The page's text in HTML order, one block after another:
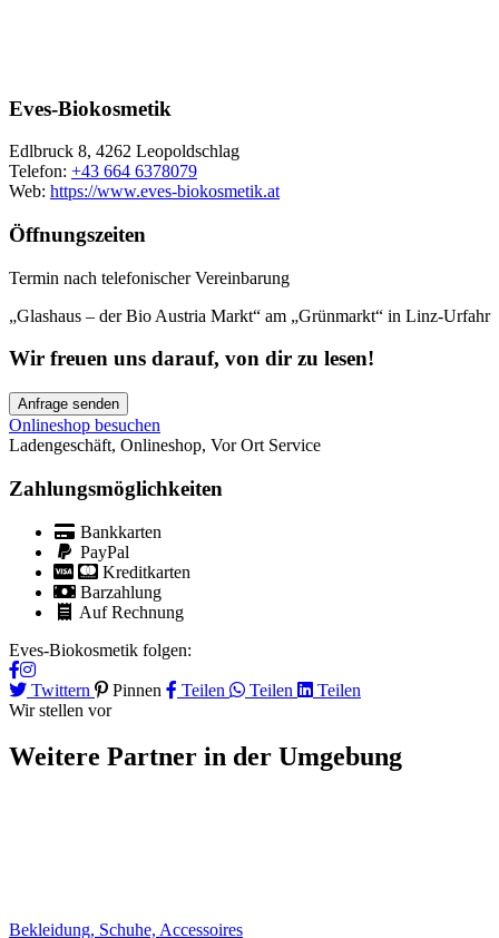
Eves-Biokosmetik
Edlbruck 8, 4262 Leopoldschlag
Telefon: +43 664 6378079
Web: https://www.eves-biokosmetik.at
Öffnungszeiten
Termin nach telefonischer Vereinbarung
„Glashaus – der Bio Austria Markt“ am „Grünmarkt“ in Linz-Urfahr
Wir freuen uns darauf, von dir zu lesen!
Anfrage senden
Onlineshop besuchen
Ladengeschäft, Onlineshop, Vor Ort Service
Zahlungsmöglichkeiten
Bankkarten
PayPal
Kreditkarten
Barzahlung
Auf Rechnung
Eves-Biokosmetik folgen:
Twittern Pinnen Teilen Teilen
Teilen
Wir stellen vor
Weitere Partner in der Umgebung
Bekleidung, Schuhe, Accessoires